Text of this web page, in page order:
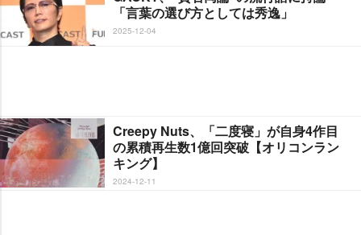
「言葉の選び方としては秀逸」
2025-12-04
Creepy Nuts、「二度寝」が自身4作目
の累積再生数1億回突破【オリコンラン
キング】
2024-12-11